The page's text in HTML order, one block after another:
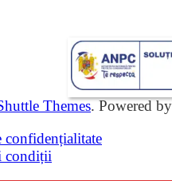
Themes. Powered by
confidențialitate
condiții